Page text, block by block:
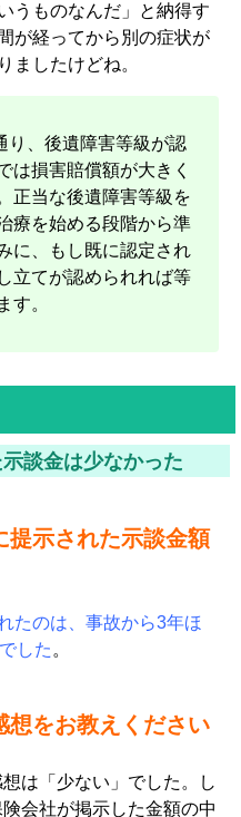
うものなんだ」と納得す
が経ってから別の症状が
ましたけどね。
り、後遺障害等級が認
は損害賠償額が大きく
正当な後遺障害等級を
療を始める段階から準
に、もし既に認定され
立てが認められれば等
す。
談金は少なかった
示された示談金額
たのは、事故から3年ほ
した 。
をお教えください
は「少ない」でした。し
会社が掲示した金額の中